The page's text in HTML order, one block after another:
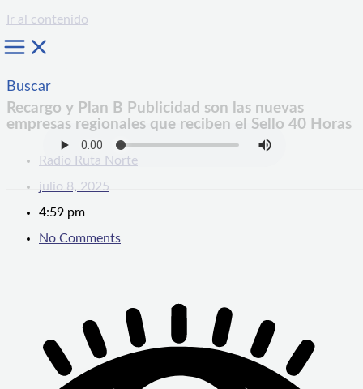
Ir al contenido
Buscar
Recargo y Plan B Publicidad son las nuevas
empresas regionales que reciben el Sello 40 Horas
Radio Ruta Norte
julio 8, 2025
4:59 pm
No Comments